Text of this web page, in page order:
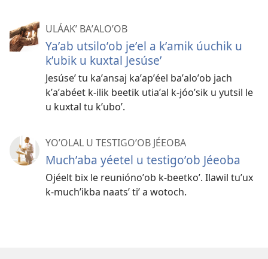
ULÁAKʼ BAʼALOʼOB
Yaʼab utsiloʼob jeʼel a kʼamik úuchik u
kʼubik u kuxtal Jesúseʼ
Jesúseʼ tu kaʼansaj kaʼapʼéel baʼaloʼob jach
kʼaʼabéet k-ilik beetik utiaʼal k-jóoʼsik u yutsil le
u kuxtal tu kʼuboʼ.
YOʼOLAL U TESTIGOʼOB JÉEOBA
Muchʼaba yéetel u testigoʼob Jéeoba
Ojéelt bix le reuniónoʼob k-beetkoʼ. Ilawil tuʼux
k-muchʼikba naatsʼ tiʼ a wotoch.